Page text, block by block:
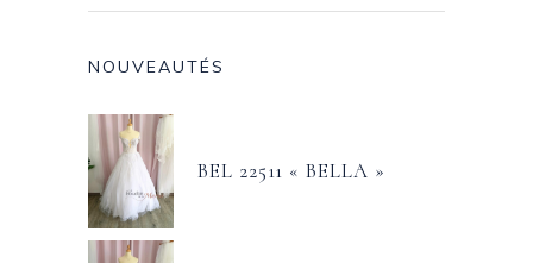
NOUVEAUTÉS
BEL 22511 « BELLA »